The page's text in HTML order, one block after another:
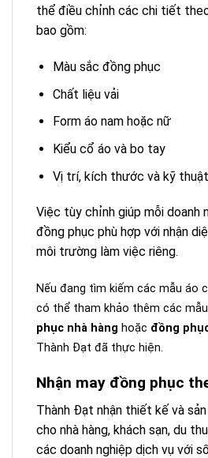
thể điều chỉnh các chi tiết
bao gồm:
Màu sắc đồng phục
Chất liệu vải
Form áo nam hoặc nữ
Kiểu cổ áo và bo tay
Vị trí, kích thước và kỹ
Việc tùy chỉnh giúp mỗi doanh
đồng phục phù hợp với nhận
môi trường làm việc riêng.
Nếu đang tìm kiếm các mẫu áo
có thể tham khảo thêm các mẫu
phục nhà hàng hoặc đồng
Thành Đạt đã thực hiện.
Nhận may đồng phục
Thành Đạt nhận thiết kế và
cho nhà hàng, khách sạn, du
các doanh nghiệp dịch vụ với